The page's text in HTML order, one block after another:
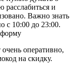
и
Важно знать
с 10:00 до 23:00.
форму
оперативно,
на скидку.